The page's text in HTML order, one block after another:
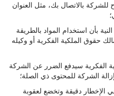
بالاتصال بك، مثل العنوان
بأن استخدام المواد بالطريقة
حقوق الملكية الفكرية أو وكيله
الفكرية سيدفع الضرر عن الشركة
الشركة للمحتوى ذي الصلة؛
الإخطار دقيقة وتخضع لعقوبة